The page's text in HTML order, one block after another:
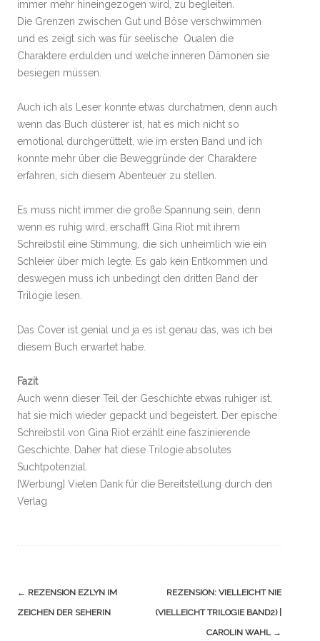
immer mehr hineingezogen wird, zu begleiten.
Die Grenzen zwischen Gut und Böse verschwimmen
und es zeigt sich was für seelische Qualen die
Charaktere erdulden und welche inneren Dämonen sie
besiegen müssen.
Auch ich als Leser konnte etwas durchatmen, denn auch
wenn das Buch düsterer ist, hat es mich nicht so
emotional durchgerüttelt, wie im ersten Band und ich
konnte mehr über die Beweggründe der Charaktere
erfahren, sich diesem Abenteuer zu stellen.
Es muss nicht immer die große Spannung sein, denn
wenn es ruhig wird, erschafft Gina Riot mit ihrem
Schreibstil eine Stimmung, die sich unheimlich wie ein
Schleier über mich legte. Es gab kein Entkommen und
deswegen muss ich unbedingt den dritten Band der
Trilogie lesen.
Das Cover ist genial und ja es ist genau das, was ich bei
diesem Buch erwartet habe.
Fazit
Auch wenn dieser Teil der Geschichte etwas ruhiger ist,
hat sie mich wieder gepackt und begeistert. Der epische
Schreibstil von Gina Riot erzählt eine faszinierende
Geschichte. Daher hat diese Trilogie absolutes
Suchtpotenzial.
[Werbung] Vielen Dank für die Bereitstellung durch den
Verlag
Navigation
(Beiträge)
← REZENSION EZLYN IM
ZEICHEN DER SEHERIN
REZENSION: VIELLEICHT NIE
(VIELLEICHT TRILOGIE BAND2) |
CAROLIN WAHL →